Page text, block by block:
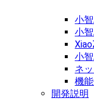
小
小
小
ネ
機
開発説明